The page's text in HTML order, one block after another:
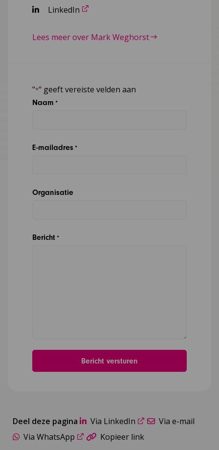
LinkedIn
Lees meer over Mark Weghorst
"*" geeft vereiste velden aan
Naam *
E-mailadres *
Organisatie
Bericht *
Deel deze pagina Via LinkedIn
Via e-mail
Via WhatsApp
Kopieer link